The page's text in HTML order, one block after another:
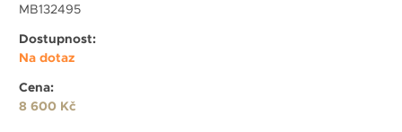
MB132495
Dostupnost:
Na dotaz
Cena:
8 600 Kč